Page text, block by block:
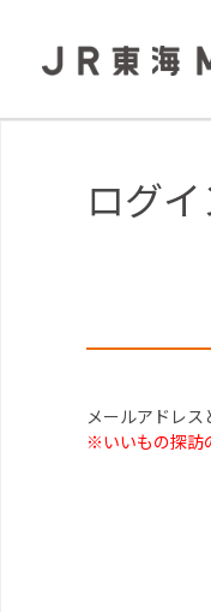
ログ
メールアドレス
※いいもの探訪